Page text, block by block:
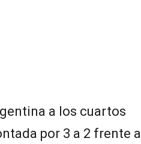
a los cuartos
por 3 a 2 frente a